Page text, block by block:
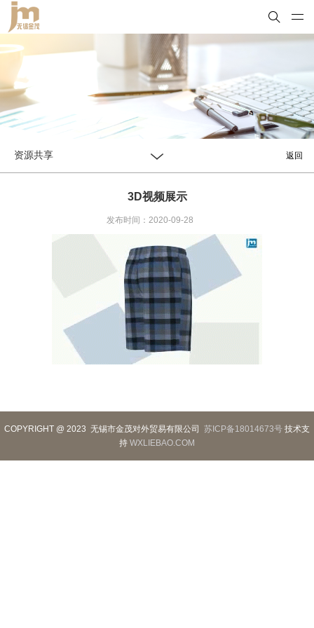
资源共享 返回
3D视频展示
发布时间：2020-09-28
COPYRIGHT @ 2023 无锡市金茂对外贸易有限公司 苏ICP备18014673号 技术支
持 WXLIEBAO.COM